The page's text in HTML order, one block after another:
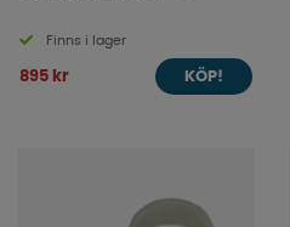
Finns i lager
895 kr KÖP!